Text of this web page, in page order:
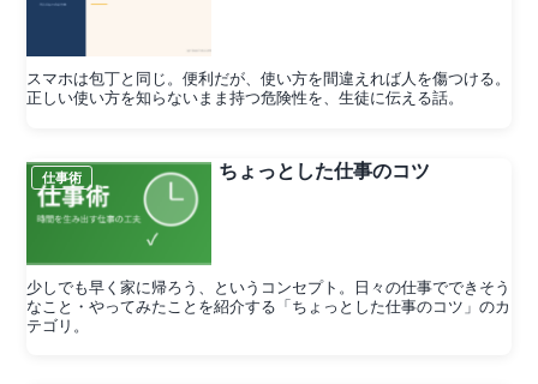
スマホは包丁と同じ。便利だが、使い方を間違えれば人を傷つける。
正しい使い方を知らないまま持つ危険性を、生徒に伝える話。
仕事術 ちょっとした仕事のコツ
少しでも早く家に帰ろう、というコンセプト。日々の仕事でできそう
なこと・やってみたことを紹介する「ちょっとした仕事のコツ」のカ
テゴリ。